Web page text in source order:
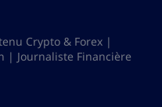
Crypto & Forex |
| Journaliste Financière